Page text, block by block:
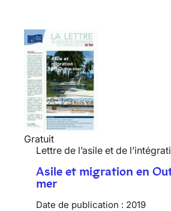
Gratuit
Lettre de l’asile et de
Asile et migration en
mer
Date de publication : 2019